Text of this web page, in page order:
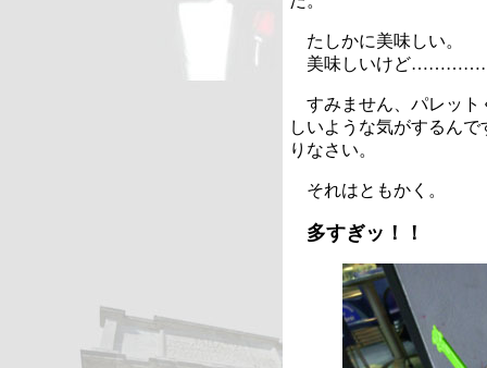
たしかに美味しい。
美味しいけど
すみません、パレット
しいような気がするん
りなさい。
それはともかく。
多すぎッ！！